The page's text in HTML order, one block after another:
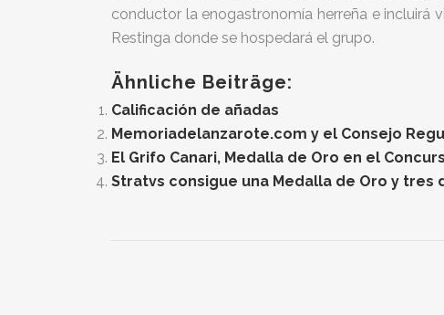
conductor la enogastronomía herreña e incluirá
Restinga donde se hospedará el grupo.
Ähnliche Beiträge:
Calificación de añadas
Memoriadelanzarote.com y el Consejo
El Grifo Canari, Medalla de Oro en el
Stratvs consigue una Medalla de Oro y tres